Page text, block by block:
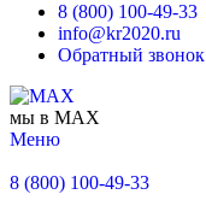
8 (800) 100-49-33
info@kr2020.ru
Обратный звонок
мы в MAX
Меню
8 (800) 100-49-33